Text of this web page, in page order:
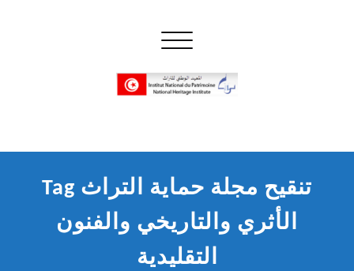
Toggle navigation
Tag تنقيح مجلة حماية التراث
الأثري والتاريخي والفنون
التقليدية